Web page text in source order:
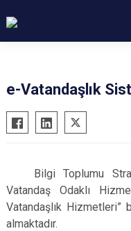
e-Vatandaşlık
Bilgi Toplumu
Vatandaş Odaklı
Vatandaşlık Hizmetleri”
almaktadır.